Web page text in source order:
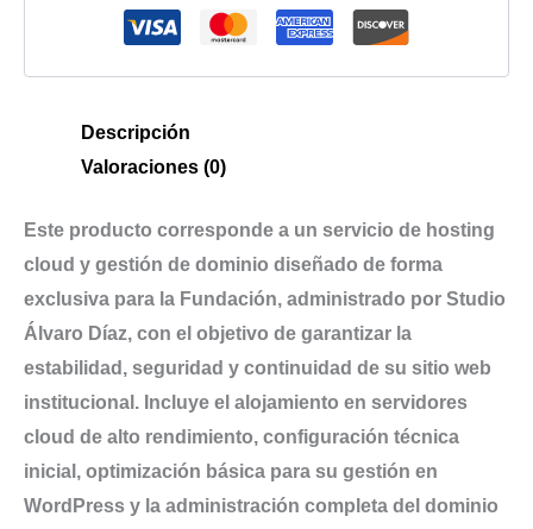
Descripción
Valoraciones (0)
Este producto corresponde a un servicio de hosting
cloud y gestión de dominio diseñado de forma
exclusiva para la Fundación, administrado por Studio
Álvaro Díaz, con el objetivo de garantizar la
estabilidad, seguridad y continuidad de su sitio web
institucional. Incluye el alojamiento en servidores
cloud de alto rendimiento, configuración técnica
inicial, optimización básica para su gestión en
WordPress y la administración completa del dominio